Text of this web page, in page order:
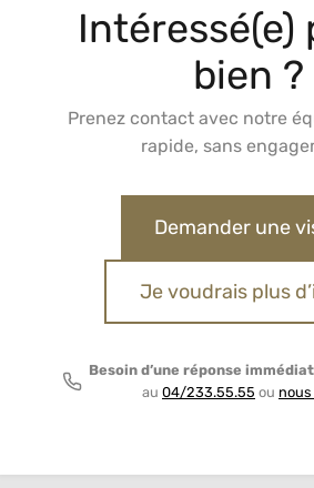
Intéressé(e)
bien ?
Prenez contact avec notre
rapide, sans
Demander une
Je voudrais plus
Besoin d’une réponse
au 04/233.55.55 ou